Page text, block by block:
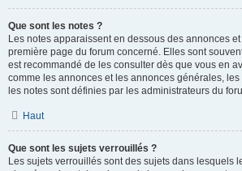
Que sont les notes ?
Les notes apparaissent en dessous des annonces
première page du forum concerné. Elles sont
est recommandé de les consulter dès que vous en
comme les annonces et les annonces générales,
les notes sont définies par les administrateurs du
Haut
Que sont les sujets verrouillés ?
Les sujets verrouillés sont des sujets dans lesquels